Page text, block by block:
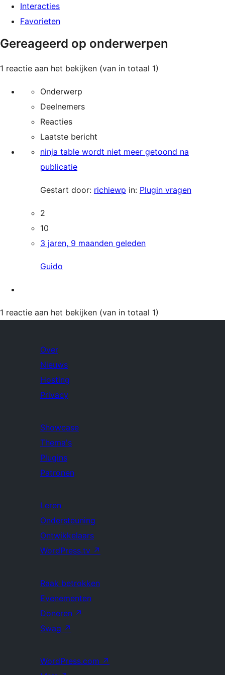
Interacties
Favorieten
Gereageerd op onderwerpen
1 reactie aan het bekijken (van in totaal 1)
Onderwerp
Deelnemers
Reacties
Laatste bericht
ninja table wordt niet meer getoond na
publicatie
Gestart door: richiewp in: Plugin vragen
2
10
3 jaren, 9 maanden geleden
Guido
1 reactie aan het bekijken (van in totaal 1)
Over
Nieuws
Hosting
Privacy
Showcase
Thema's
Plugins
Patronen
Leren
Ondersteuning
Ontwikkelaars
WordPress.tv ↗
Raak betrokken
Evenementen
Doneren ↗
Swag ↗
WordPress.com ↗